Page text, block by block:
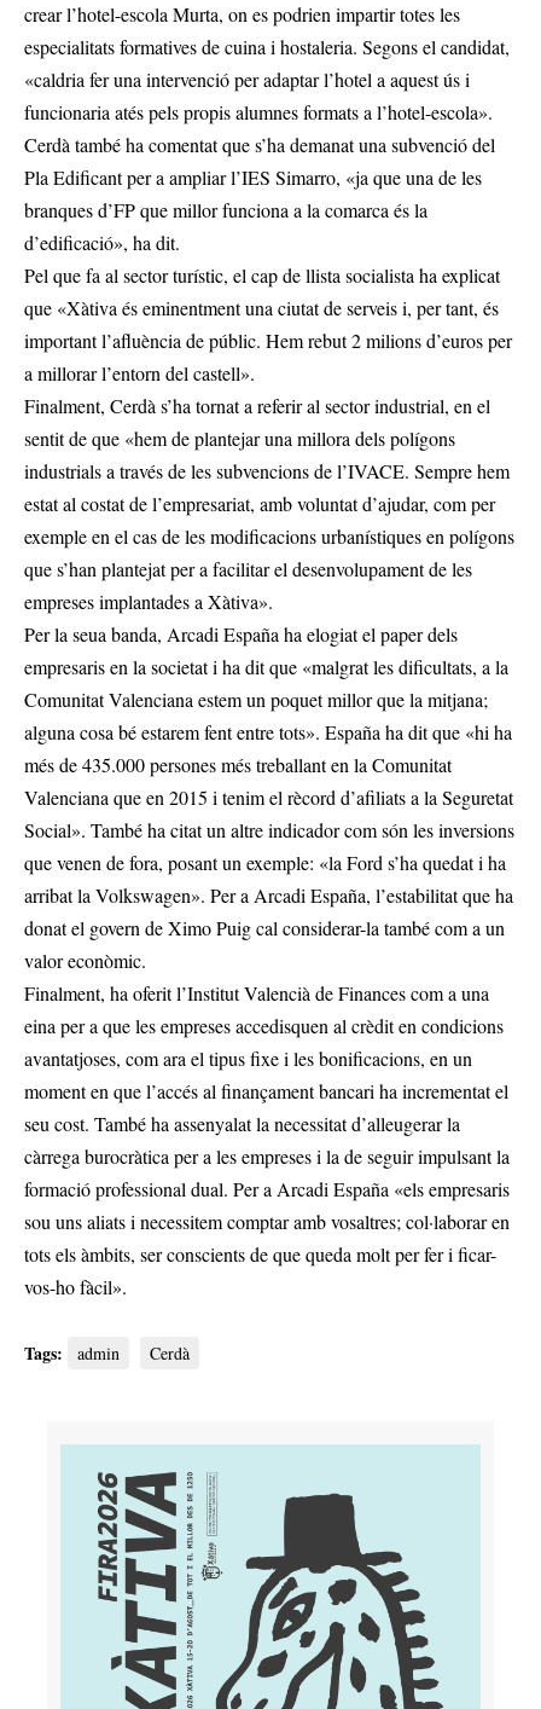
crear l’hotel-escola Murta, on es podrien impartir totes les
especialitats formatives de cuina i hostaleria. Segons el candidat,
«caldria fer una intervenció per adaptar l’hotel a aquest ús i
funcionaria atés pels propis alumnes formats a l’hotel-escola».
Cerdà també ha comentat que s’ha demanat una subvenció del
Pla Edificant per a ampliar l’IES Simarro, «ja que una de les
branques d’FP que millor funciona a la comarca és la
d’edificació», ha dit.
Pel que fa al sector turístic, el cap de llista socialista ha explicat
que «Xàtiva és eminentment una ciutat de serveis i, per tant, és
important l’afluència de públic. Hem rebut 2 milions d’euros per
a millorar l’entorn del castell».
Finalment, Cerdà s’ha tornat a referir al sector industrial, en el
sentit de que «hem de plantejar una millora dels polígons
industrials a través de les subvencions de l’IVACE. Sempre hem
estat al costat de l’empresariat, amb voluntat d’ajudar, com per
exemple en el cas de les modificacions urbanístiques en polígons
que s’han plantejat per a facilitar el desenvolupament de les
empreses implantades a Xàtiva».
Per la seua banda, Arcadi España ha elogiat el paper dels
empresaris en la societat i ha dit que «malgrat les dificultats, a la
Comunitat Valenciana estem un poquet millor que la mitjana;
alguna cosa bé estarem fent entre tots». España ha dit que «hi ha
més de 435.000 persones més treballant en la Comunitat
Valenciana que en 2015 i tenim el rècord d’afiliats a la Seguretat
Social». També ha citat un altre indicador com són les inversions
que venen de fora, posant un exemple: «la Ford s’ha quedat i ha
arribat la Volkswagen». Per a Arcadi España, l’estabilitat que ha
donat el govern de Ximo Puig cal considerar-la també com a un
valor econòmic.
Finalment, ha oferit l’Institut Valencià de Finances com a una
eina per a que les empreses accedisquen al crèdit en condicions
avantatjoses, com ara el tipus fixe i les bonificacions, en un
moment en que l’accés al finançament bancari ha incrementat el
seu cost. També ha assenyalat la necessitat d’alleugerar la
càrrega burocràtica per a les empreses i la de seguir impulsant la
formació professional dual. Per a Arcadi España «els empresaris
sou uns aliats i necessitem comptar amb vosaltres; col·laborar en
tots els àmbits, ser conscients de que queda molt per fer i ficar-
vos-ho fàcil».
Tags: admin Cerdà